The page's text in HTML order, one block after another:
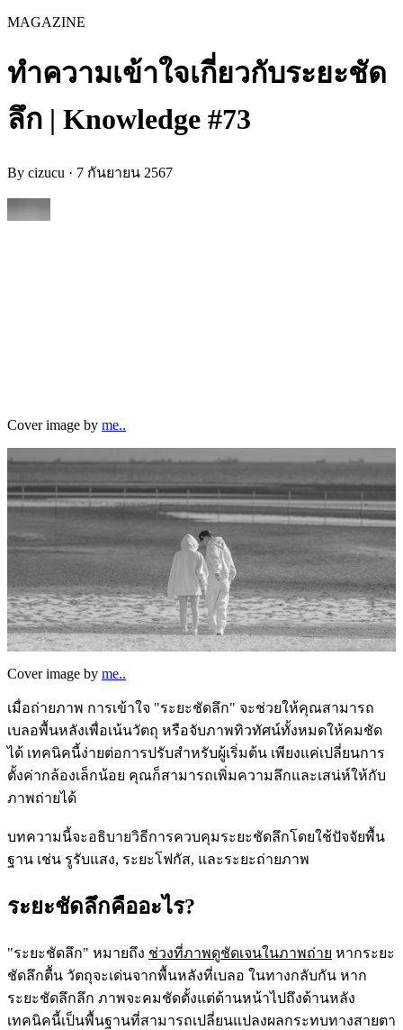
MAGAZINE
ทำความเข้าใจเกี่ยวกับระยะชัด
ลึก | Knowledge #73
By cizucu · 7 กันยายน 2567
Cover image by me..
Cover image by me..
เมื่อถ่ายภาพ การเข้าใจ "ระยะชัดลึก" จะช่วยให้คุณสามารถ
เบลอพื้นหลังเพื่อเน้นวัตถุ หรือจับภาพทิวทัศน์ทั้งหมดให้คมชัด
ได้ เทคนิคนี้ง่ายต่อการปรับสำหรับผู้เริ่มต้น เพียงแค่เปลี่ยนการ
ตั้งค่ากล้องเล็กน้อย คุณก็สามารถเพิ่มความลึกและเสน่ห์ให้กับ
ภาพถ่ายได้
บทความนี้จะอธิบายวิธีการควบคุมระยะชัดลึกโดยใช้ปัจจัยพื้น
ฐาน เช่น รูรับแสง, ระยะโฟกัส, และระยะถ่ายภาพ
ระยะชัดลึกคืออะไร?
"ระยะชัดลึก" หมายถึง ช่วงที่ภาพดูชัดเจนในภาพถ่าย หากระยะ
ชัดลึกตื้น วัตถุจะเด่นจากพื้นหลังที่เบลอ ในทางกลับกัน หาก
ระยะชัดลึกลึก ภาพจะคมชัดตั้งแต่ด้านหน้าไปถึงด้านหลัง
เทคนิคนี้เป็นพื้นฐานที่สามารถเปลี่ยนแปลงผลกระทบทางสายตา